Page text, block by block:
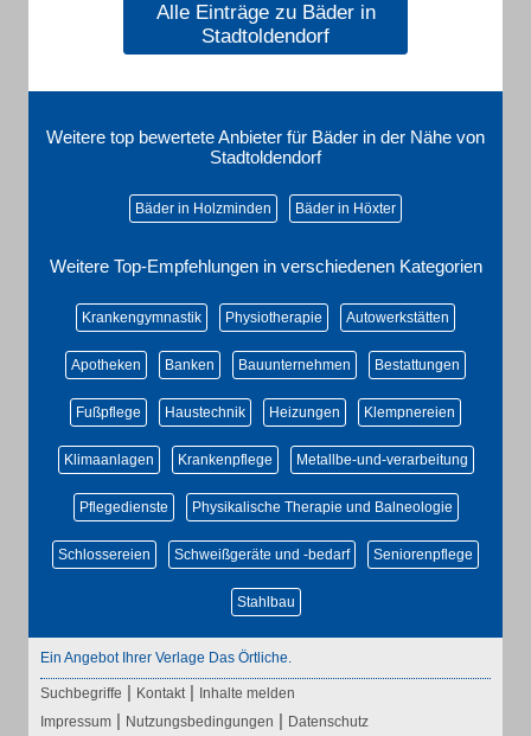
Alle Einträge zu Bäder in
Stadtoldendorf
Weitere top bewertete Anbieter für Bäder in der Nähe von
Stadtoldendorf
Bäder in Holzminden Bäder in Höxter
Weitere Top-Empfehlungen in verschiedenen Kategorien
Krankengymnastik Physiotherapie Autowerkstätten
Apotheken Banken Bauunternehmen Bestattungen
Fußpflege Haustechnik Heizungen Klempnereien
Klimaanlagen Krankenpflege Metallbe-und-verarbeitung
Pflegedienste Physikalische Therapie und Balneologie
Schlossereien Schweißgeräte und -bedarf Seniorenpflege
Stahlbau
Ein Angebot Ihrer Verlage Das Örtliche.
Suchbegriffe | Kontakt | Inhalte melden
Impressum | Nutzungsbedingungen | Datenschutz